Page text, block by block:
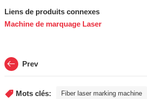
Liens de produits connexes
Machine de marquage Laser
Prev
Mots clés: Fiber laser marking machine